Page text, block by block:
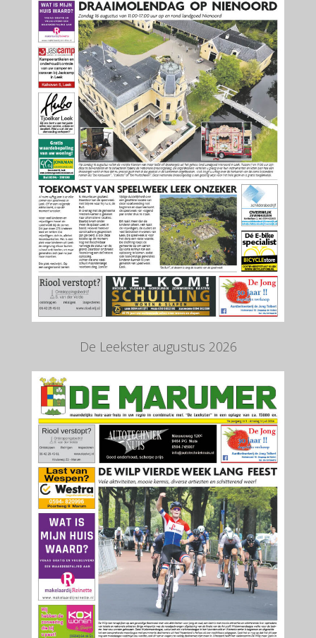
De Leekster augustus 2026